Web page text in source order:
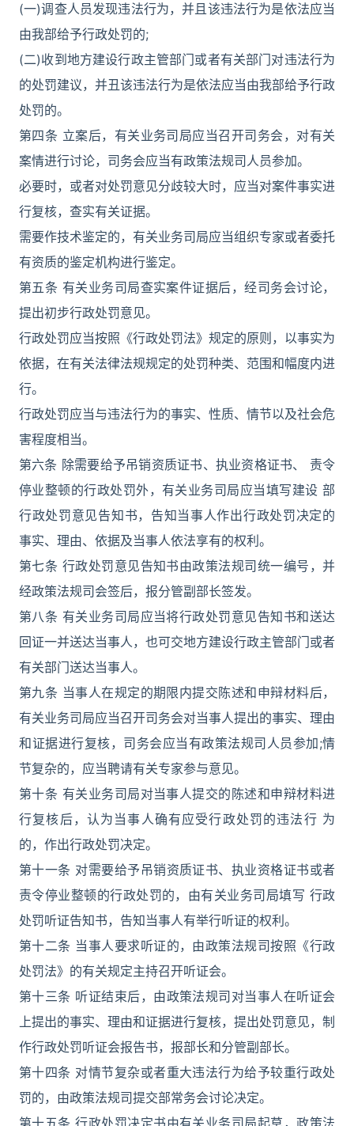
(一)调查人员发现违法行为，并且该违法行为是依法应当
由我部给予行政处罚的;
(二)收到地方建设行政主管部门或者有关部门对违法行为
的处罚建议，并丑该违法行为是依法应当由我部给予行政
处罚的。
第四条 立案后，有关业务司局应当召开司务会，对有关
案情进行讨论，司务会应当有政策法规司人员参加。
必要时，或者对处罚意见分歧较大时，应当对案件事实进
行复核，查实有关证据。
需要作技术鉴定的，有关业务司局应当组织专家或者委托
有资质的鉴定机构进行鉴定。
第五条 有关业务司局查实案件证据后，经司务会讨论，
提出初步行政处罚意见。
行政处罚应当按照《行政处罚法》规定的原则，以事实为
依据，在有关法律法规规定的处罚种类、范围和幅度内进
行。
行政处罚应当与违法行为的事实、性质、情节以及社会危
害程度相当。
第六条 除需要给予吊销资质证书、执业资格证书、 责令
停业整顿的行政处罚外，有关业务司局应当填写建设 部
行政处罚意见告知书，告知当事人作出行政处罚决定的
事实、理由、依据及当事人依法享有的权利。
第七条 行政处罚意见告知书由政策法规司统一编号，并
经政策法规司会签后，报分管副部长签发。
第八条 有关业务司局应当将行政处罚意见告知书和送达
回证一并送达当事人，也可交地方建设行政主管部门或者
有关部门送达当事人。
第九条 当事人在规定的期限内提交陈述和申辩材料后，
有关业务司局应当召开司务会对当事人提出的事实、理由
和证据进行复核，司务会应当有政策法规司人员参加;情
节复杂的，应当聘请有关专家参与意见。
第十条 有关业务司局对当事人提交的陈述和申辩材料进
行复核后，认为当事人确有应受行政处罚的违法行 为
的，作出行政处罚决定。
第十一条 对需要给予吊销资质证书、执业资格证书或者
责令停业整顿的行政处罚的，由有关业务司局填写 行政
处罚听证告知书，告知当事人有举行听证的权利。
第十二条 当事人要求听证的，由政策法规司按照《行政
处罚法》的有关规定主持召开听证会。
第十三条 听证结束后，由政策法规司对当事人在听证会
上提出的事实、理由和证据进行复核，提出处罚意见，制
作行政处罚听证会报告书，报部长和分管副部长。
第十四条 对情节复杂或者重大违法行为给予较重行政处
罚的，由政策法规司提交部常务会讨论决定。
第十五条 行政处罚决定书由有关业务司局起草，政策法